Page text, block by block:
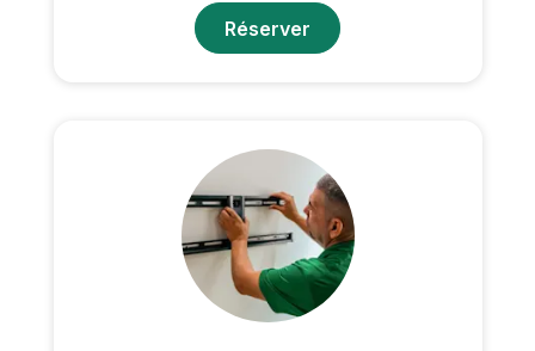
Réserver